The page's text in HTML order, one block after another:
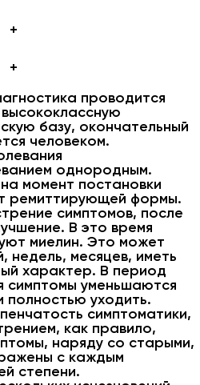
+
+
проводится
базу, окончательный
человеком.
однородным.
момент постановки
ремиттирующей формы.
симптомов, после
В это время
миелин. Это может
недель, месяцев, иметь
характер. В период
симптомы уменьшаются
полностью уходить.
симптоматики,
как правило,
наряду со старыми,
с каждым
степени.